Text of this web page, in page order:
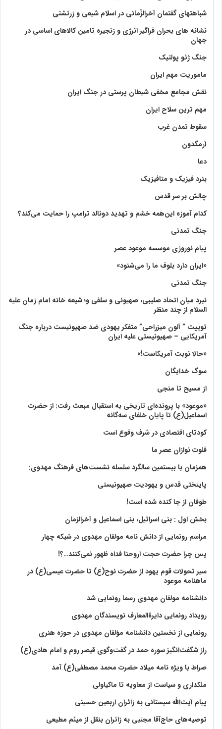
شباهتهای گفتمان آخر‌الزّمانی در اسلام شیعی و زرتشتی
نشانه های بحران فراگیر انرژی و زنجیره تامین کالاهای اساسی در
جهان
جنگ ژئو پولتیک
ماموریت مهم ایران
نقش مجامع مخفی شیطان پرستی در جنگ ایران
مهم ترین سلاح ایران
سقوط تمدن غرب
آرمگدون
دعا
بنرد فیزیک و متافیزیک
چالش بر سر قدس
کدام آموزه این‌همه خشم و تهدید دونالد ترامپ را حمایت می‌کند؟
جنگ تمدنی
پیام نوروزی موسسه موعود عصر
«ایران دارد بلوف ما را می‌شنود»
جنگ تمدنی
نبرد میان اتحاد صلیبی، صهیونی و سلفی و؛ شیعه خانه امام زمان علیه
السلام از چند منظر
توییت ” آلون میزراحی” متفکر یهودی ضد صهیونیست درباره جنگ
آمریکایی – صهیونیستی علیه ایران
«حالا نوبت آمریکاست!»
سوگ خدایگان
از مسیح تا منجی
«موعود» با پرونده‌ای تاریخی به استقبال مبعث رفت: از حضرت
اسماعیل(ع) تا پایان خلفای سه‌گانه
کودتای اقتصادی در شرف وقوع است
فلوت نوازان عصر ما
همزمان با بیستمین سالگرد سلسله نشست‌های فرهنگ مهدوی:‌
پایتختی قدس و یهودیت صهیونیستی
طوفان از جا کنده شده است!
بخش اول : بنی اسرائیل، بنی اسماعیل و آخرالزمان
مراسم رونمایی از دانش نامه مولفان مهدوی در شبکه چهار
پس چرا حضرت حجت اروحنا فداه ظهور نمی‌کنند…؟!
سیر تحولات قوم یهود از حضرت نوح(ع) تا حضرت عیسی(ع) در
ماهنامه موعود
دانشنامه مولفان مهدوی رسما رونمایی شد
رویداد رونمایی دایرةالمعارف نویسندگان مهدوی
رونمایی از نخستین دانشنامه مؤلفان مهدوی در حوزه هنری
راز شگفت‌انگیز سوره حمد در گفت‌وگوی قیصر روم و امام هادی(ع)
صراط با ویژه نامه میلاد حضرت محمد مصطفی(ع) آمد
ملکداری و سیاست از معاویه تا ماکیاولی
پیام آیت‌الله سیستانی به زائران اربعین حسینی
توصیه‌های حاج‌آقا مجتبی به زائران بنقل از میثم مطیعی